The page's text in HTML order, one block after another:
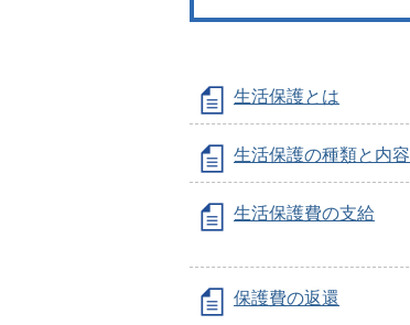
生活保護とは
生活保護の種類と内容
生活保護費の支給
保護費の返還